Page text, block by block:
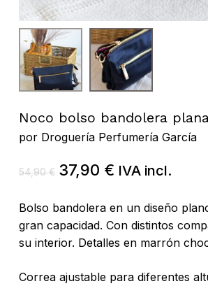
Noco bolso bandolera
por Droguería Perfumería García
54,90€ El
original
era:
54,90 €.
37,90 €El
actual
es:
37,90 €.
IVA incl.
Bolso bandolera en un diseño
gran capacidad. Con distintos
su interior. Detalles en marrón
Correa ajustable para diferentes